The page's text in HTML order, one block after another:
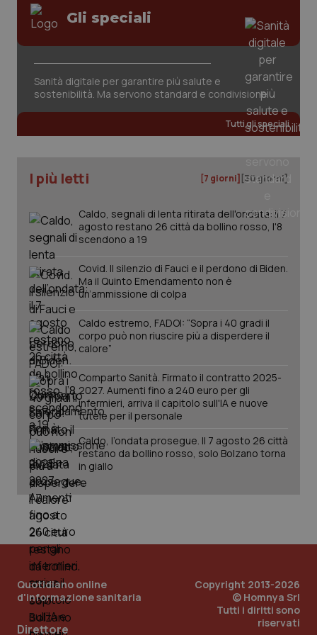
Salute orale & impianti
Tiroide
Tumori gastrointestinali
Ulcera & Reflusso
Vaccini
Gli speciali
Sanità digitale per garantire più salute e
sostenibilità. Ma servono standard e condivisione
Tutti gli speciali
I più letti [7 giorni] [30 giorni]
Caldo, segnali di lenta ritirata dell'ondata: il 7
agosto restano 26 città da bollino rosso, l'8
scendono a 19
Covid. Il silenzio di Fauci e il perdono di Biden.
Ma il Quinto Emendamento non è
un’ammissione di colpa
Caldo estremo, FADOI: “Sopra i 40 gradi il
corpo può non riuscire più a disperdere il
calore”
Comparto Sanità. Firmato il contratto 2025-
2027. Aumenti fino a 240 euro per gli
infermieri, arriva il capitolo sull'IA e nuove
tutele per il personale
Caldo, l’ondata prosegue. Il 7 agosto 26 città
restano da bollino rosso, solo Bolzano torna
in giallo
Quotidiano online
d'informazione sanitaria
Direttore
Copyright 2013-2026
© Homnya Srl
Tutti i diritti sono
riservati
VISITOR_PRIVACY_METADATA
CookieScriptConsent
tracking-sites-ironfish-
tracking-enable
tracking-sites-ironfish-
_ga
Google LLC
.quotidianosanita.it
1
mese